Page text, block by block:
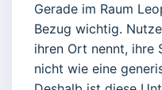
Gerade im Raum
Bezug wichtig.
ihren Ort nennt, ihre
nicht wie eine